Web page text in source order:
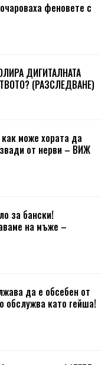
феновете с
ДИГИТАЛНАТА
(РАЗСЛЕДВАНЕ)
може хората да
от нерви – ВИЖ
за бански!
на мъже –
да е обсебен от
обслужва като гейша!